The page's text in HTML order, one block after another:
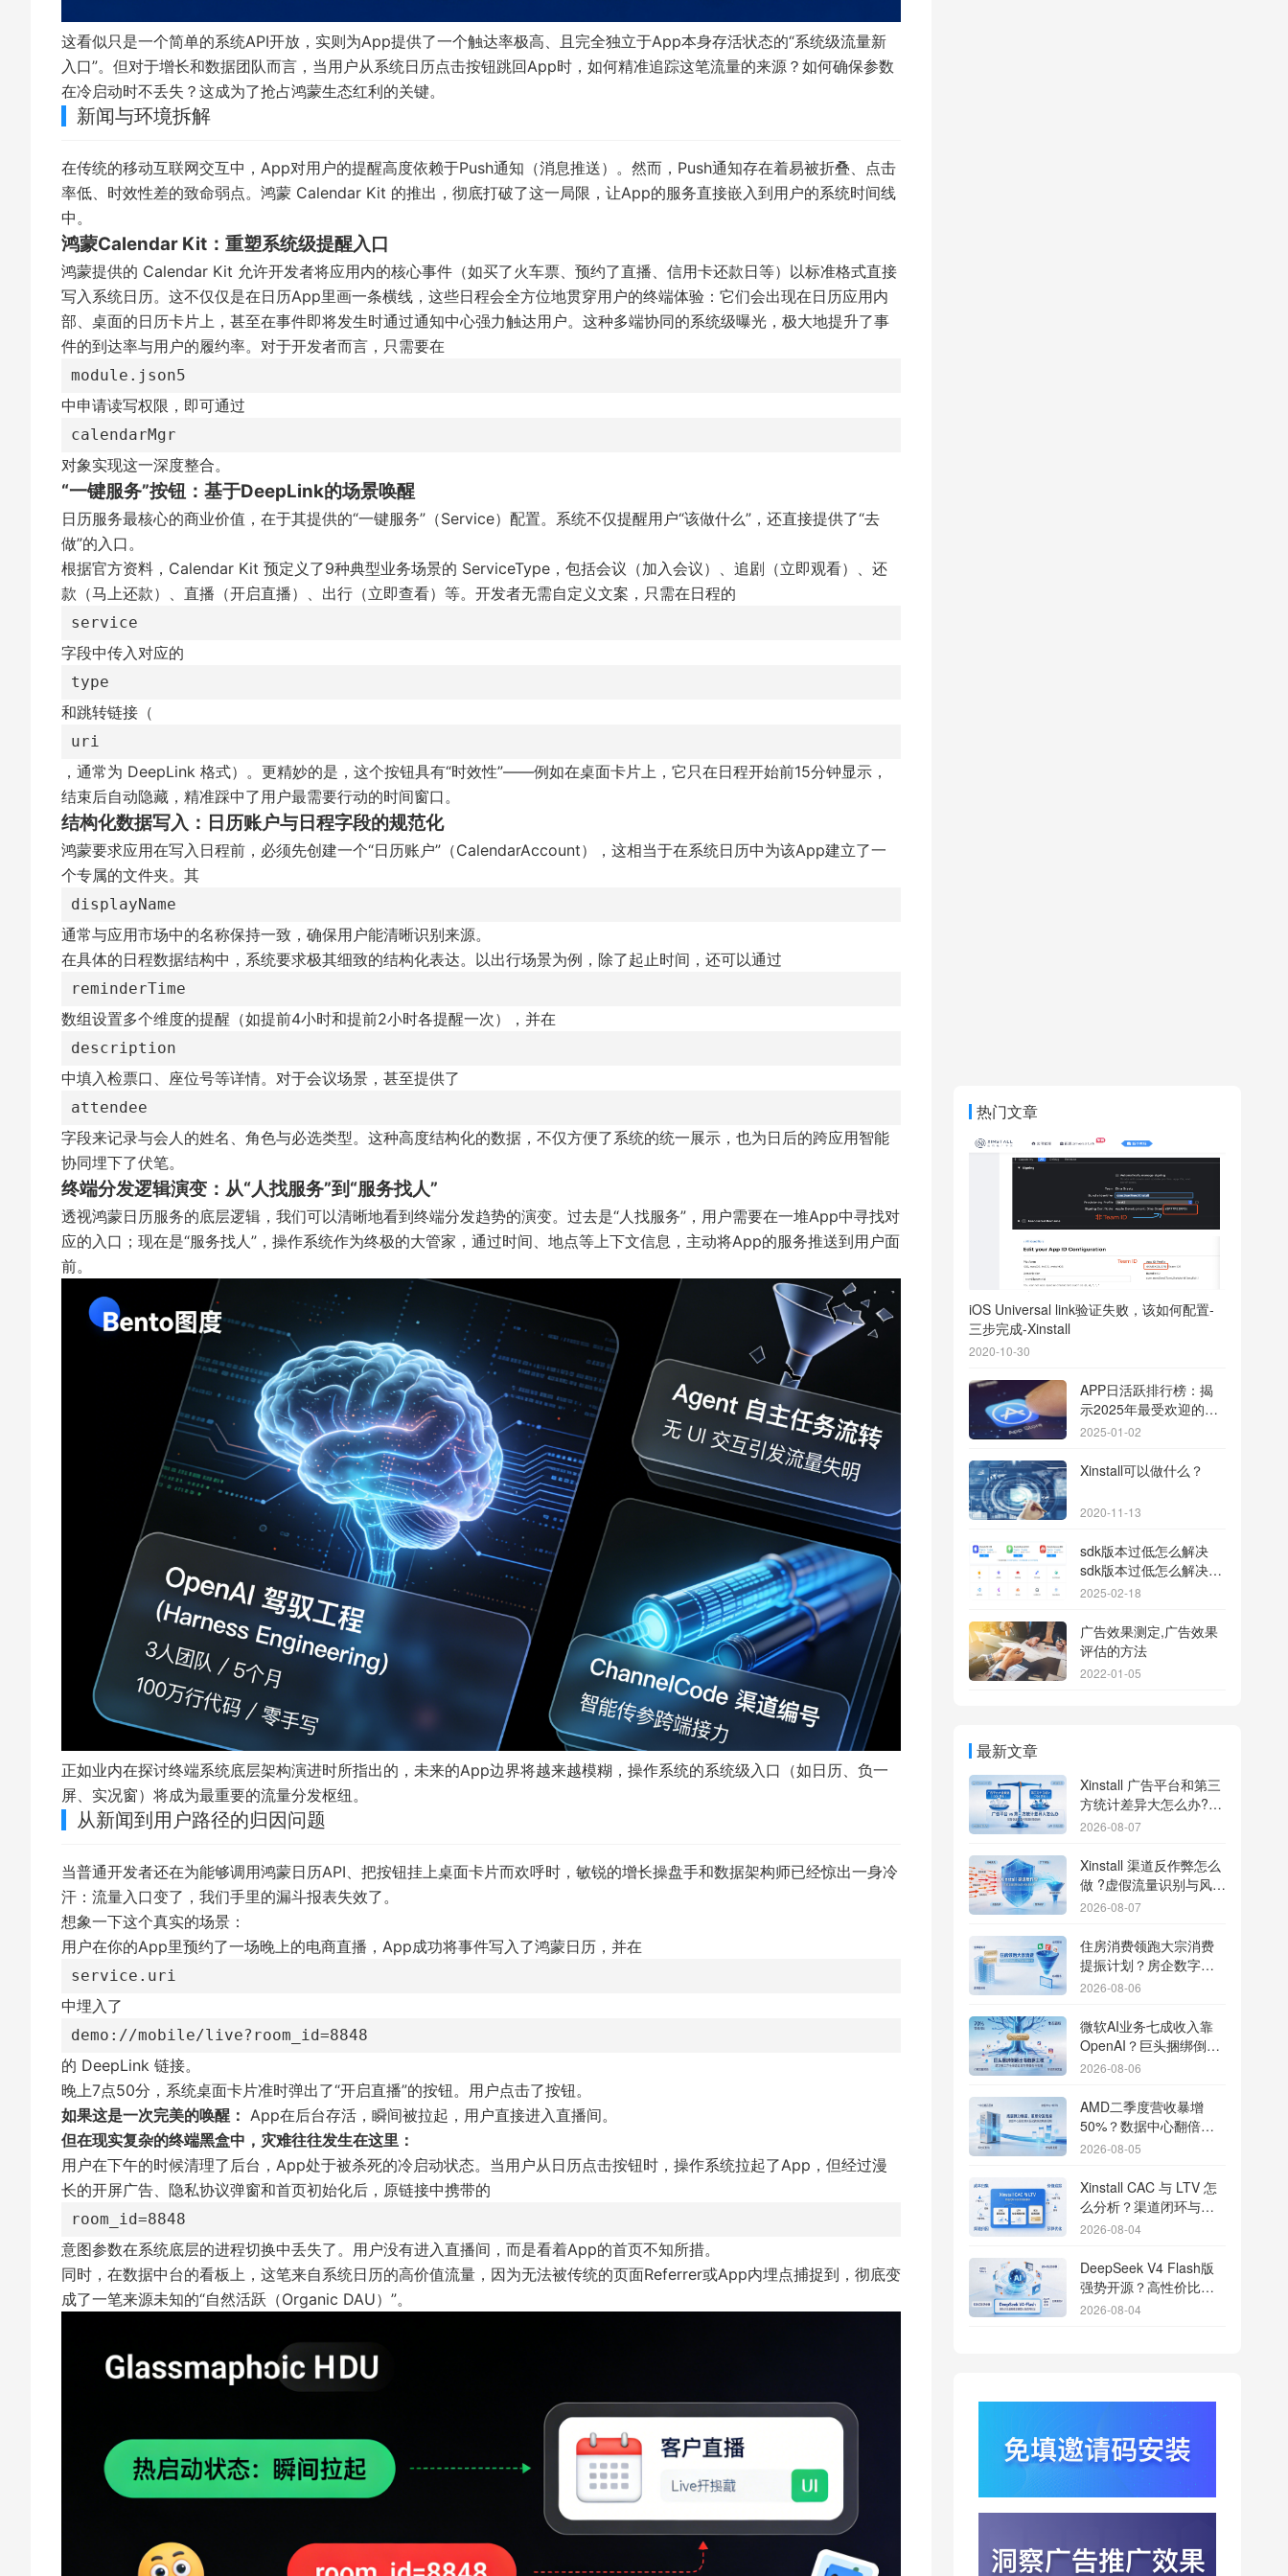
这看似只是一个简单的系统API开放，实则为App提供了一个触达率极高、且完全独立于App本身存活状态的“系统级流量新
入口”。但对于增长和数据团队而言，当用户从系统日历点击按钮跳回App时，如何精准追踪这笔流量的来源？如何确保参数
在冷启动时不丢失？这成为了抢占鸿蒙生态红利的关键。
新闻与环境拆解
在传统的移动互联网交互中，App对用户的提醒高度依赖于Push通知（消息推送）。然而，Push通知存在着易被折叠、点击
率低、时效性差的致命弱点。鸿蒙 Calendar Kit 的推出，彻底打破了这一局限，让App的服务直接嵌入到用户的系统时间线
中。
鸿蒙Calendar Kit：重塑系统级提醒入口
鸿蒙提供的 Calendar Kit 允许开发者将应用内的核心事件（如买了火车票、预约了直播、信用卡还款日等）以标准格式直接
写入系统日历。这不仅仅是在日历App里画一条横线，这些日程会全方位地贯穿用户的终端体验：它们会出现在日历应用内
部、桌面的日历卡片上，甚至在事件即将发生时通过通知中心强力触达用户。这种多端协同的系统级曝光，极大地提升了事
件的到达率与用户的履约率。对于开发者而言，只需要在
module.json5
中申请读写权限，即可通过
calendarMgr
对象实现这一深度整合。
“一键服务”按钮：基于DeepLink的场景唤醒
日历服务最核心的商业价值，在于其提供的“一键服务”（Service）配置。系统不仅提醒用户“该做什么”，还直接提供了“去
做”的入口。
根据官方资料，Calendar Kit 预定义了9种典型业务场景的 ServiceType，包括会议（加入会议）、追剧（立即观看）、还
款（马上还款）、直播（开启直播）、出行（立即查看）等。开发者无需自定义文案，只需在日程的
service
字段中传入对应的
type
和跳转链接（
uri
，通常为 DeepLink 格式）。更精妙的是，这个按钮具有“时效性”——例如在桌面卡片上，它只在日程开始前15分钟显示，
结束后自动隐藏，精准踩中了用户最需要行动的时间窗口。
结构化数据写入：日历账户与日程字段的规范化
鸿蒙要求应用在写入日程前，必须先创建一个“日历账户”（CalendarAccount），这相当于在系统日历中为该App建立了一
个专属的文件夹。其
displayName
通常与应用市场中的名称保持一致，确保用户能清晰识别来源。
在具体的日程数据结构中，系统要求极其细致的结构化表达。以出行场景为例，除了起止时间，还可以通过
reminderTime
数组设置多个维度的提醒（如提前4小时和提前2小时各提醒一次），并在
description
中填入检票口、座位号等详情。对于会议场景，甚至提供了
attendee
字段来记录与会人的姓名、角色与必选类型。这种高度结构化的数据，不仅方便了系统的统一展示，也为日后的跨应用智能
协同埋下了伏笔。
终端分发逻辑演变：从“人找服务”到“服务找人”
透视鸿蒙日历服务的底层逻辑，我们可以清晰地看到终端分发趋势的演变。过去是“人找服务”，用户需要在一堆App中寻找对
应的入口；现在是“服务找人”，操作系统作为终极的大管家，通过时间、地点等上下文信息，主动将App的服务推送到用户面
前。
正如业内在探讨终端系统底层架构演进时所指出的，未来的App边界将越来越模糊，操作系统的系统级入口（如日历、负一
屏、实况窗）将成为最重要的流量分发枢纽。
从新闻到用户路径的归因问题
当普通开发者还在为能够调用鸿蒙日历API、把按钮挂上桌面卡片而欢呼时，敏锐的增长操盘手和数据架构师已经惊出一身冷
汗：流量入口变了，我们手里的漏斗报表失效了。
想象一下这个真实的场景：
用户在你的App里预约了一场晚上的电商直播，App成功将事件写入了鸿蒙日历，并在
service.uri
中埋入了
demo://mobile/live?room_id=8848
的 DeepLink 链接。
晚上7点50分，系统桌面卡片准时弹出了“开启直播”的按钮。用户点击了按钮。
如果这是一次完美的唤醒： App在后台存活，瞬间被拉起，用户直接进入直播间。
但在现实复杂的终端黑盒中，灾难往往发生在这里：
用户在下午的时候清理了后台，App处于被杀死的冷启动状态。当用户从日历点击按钮时，操作系统拉起了App，但经过漫
长的开屏广告、隐私协议弹窗和首页初始化后，原链接中携带的
room_id=8848
意图参数在系统底层的进程切换中丢失了。用户没有进入直播间，而是看着App的首页不知所措。
同时，在数据中台的看板上，这笔来自系统日历的高价值流量，因为无法被传统的页面Referrer或App内埋点捕捉到，彻底变
成了一笔来源未知的“自然活跃（Organic DAU）”。
热门文章
iOS Universal link验证失败，该如何配置-
三步完成-Xinstall
2020-10-30
APP日活跃排行榜：揭
示2025年最受欢迎的应
用背后的秘密
2025-01-02
Xinstall可以做什么？
2020-11-13
sdk版本过低怎么解决
sdk版本过低怎么解决华
为
2025-02-18
广告效果测定,广告效果
评估的方法
2022-01-05
最新文章
Xinstall 广告平台和第三
方统计差异大怎么办?数
据误差排查指南
2026-08-07
Xinstall 渠道反作弊怎么
做 ?虚假流量识别与风控
防刷解析
2026-08-07
住房消费领跑大宗消费
提振计划？房企数字化
转型加速线下场景智能
2026-08-06
微软AI业务七成收入靠
OpenAI？巨头捆绑倒逼
出海App独立追踪全渠道
2026-08-06
AMD二季度营收暴增
50%？数据中心翻倍增
长驱动跨端分发新底座
2026-08-05
Xinstall CAC 与 LTV 怎
么分析？渠道闭环与投
放回报解析
2026-08-04
DeepSeek V4 Flash版
强势开源？高性价比基
座模型重塑长尾应用全
2026-08-04
行云科技算力订单超154
亿？底座产能扩张激活
AI应用多终端流转新周
2026-08-04
苹果带摄像头的 AirPods
爆硬件分发与全渠道归
因升级
2026-08-03